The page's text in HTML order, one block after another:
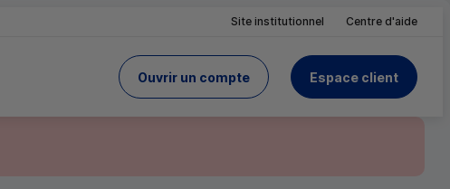
Site institutionnel Centre d'aide
sur le site
Ouvrir un compte
du Crédit Mutuel Espace client